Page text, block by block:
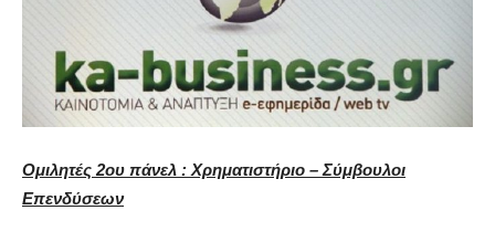
Ομιλητές 2ου πάνελ : Χρηματιστήριο – Σύμβουλοι
Επενδύσεων